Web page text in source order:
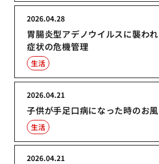
胃腸炎型アデノウイルスに襲わ
症状の危機管理
2026.04.28
生活
子供が手足口病になった時のお
2026.04.21
生活
2026.04.21